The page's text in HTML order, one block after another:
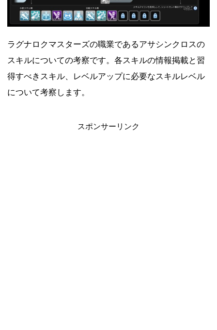
り おすすめ商品！
ラグナロクマスターズの職業であるアサシンクロスの
スキルについての考察です。各スキルの情報掲載と習
得すべきスキル、レベルアップに必要なスキルレベル
について考察します。
スポンサーリンク